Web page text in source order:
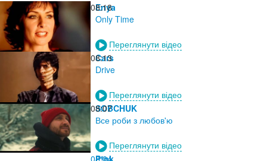
08:18
Enya
Only Time
Переглянути відео
08:13
Cars
Drive
Переглянути відео
08:07
SOBCHUK
Все роби з любов'ю
Переглянути відео
08:04
P!nk